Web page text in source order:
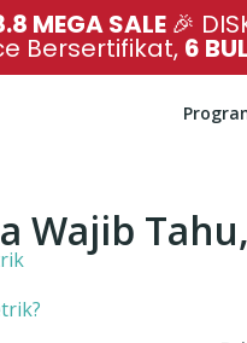
MEGA SALE 🎉
Bersertifikat, 6
Wajib